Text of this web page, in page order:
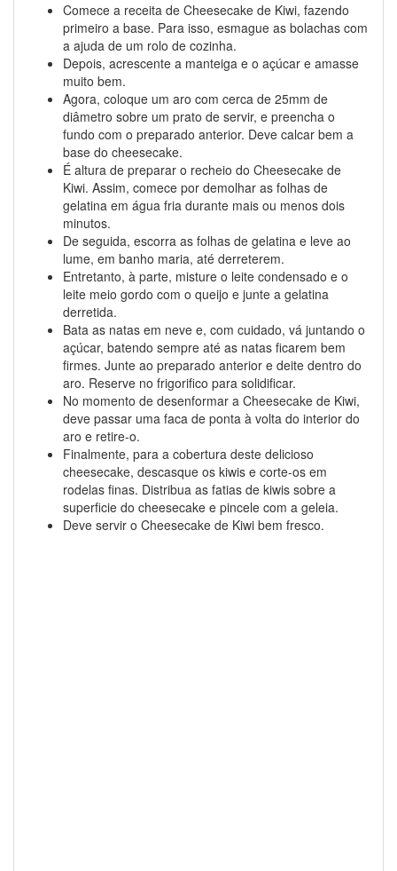
Comece a receita de Cheesecake de Kiwi, fazendo
primeiro a base. Para isso, esmague as bolachas com
a ajuda de um rolo de cozinha.
Depois, acrescente a manteiga e o açúcar e amasse
muito bem.
Agora, coloque um aro com cerca de 25mm de
diâmetro sobre um prato de servir, e preencha o
fundo com o preparado anterior. Deve calcar bem a
base do cheesecake.
É altura de preparar o recheio do Cheesecake de
Kiwi. Assim, comece por demolhar as folhas de
gelatina em água fria durante mais ou menos dois
minutos.
De seguida, escorra as folhas de gelatina e leve ao
lume, em banho maria, até derreterem.
Entretanto, à parte, misture o leite condensado e o
leite meio gordo com o queijo e junte a gelatina
derretida.
Bata as natas em neve e, com cuidado, vá juntando o
açúcar, batendo sempre até as natas ficarem bem
firmes. Junte ao preparado anterior e deite dentro do
aro. Reserve no frigorifico para solidificar.
No momento de desenformar a Cheesecake de Kiwi,
deve passar uma faca de ponta à volta do interior do
aro e retire-o.
Finalmente, para a cobertura deste delicioso
cheesecake, descasque os kiwis e corte-os em
rodelas finas. Distribua as fatias de kiwis sobre a
superficie do cheesecake e pincele com a geleia.
Deve servir o Cheesecake de Kiwi bem fresco.